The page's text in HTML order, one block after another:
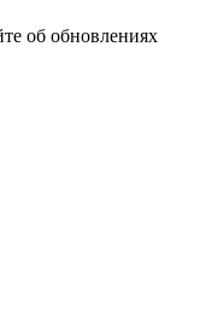
об обновлениях